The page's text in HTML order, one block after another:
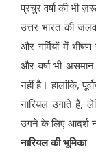
प्रचुर वर्षा की भी
उत्तर भारत की
और गर्मियों में
और वर्षा भी
नहीं है। हालांकि,
नारियल उगाते हैं,
उगने के लिए आदर्श
नारियल की भूमिका